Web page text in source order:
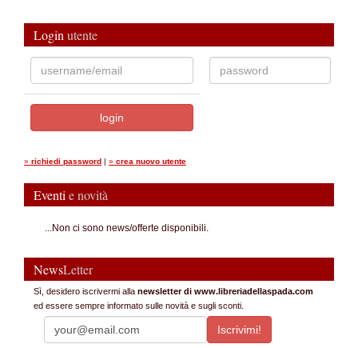
Login utente
» richiedi password | » crea nuovo utente
Eventi e novità
...Non ci sono news/offerte disponibili.
NewsLetter
Sì, desidero iscrivermi alla newsletter di www.libreriadellaspada.com
ed essere sempre informato sulle novità e sugli sconti.